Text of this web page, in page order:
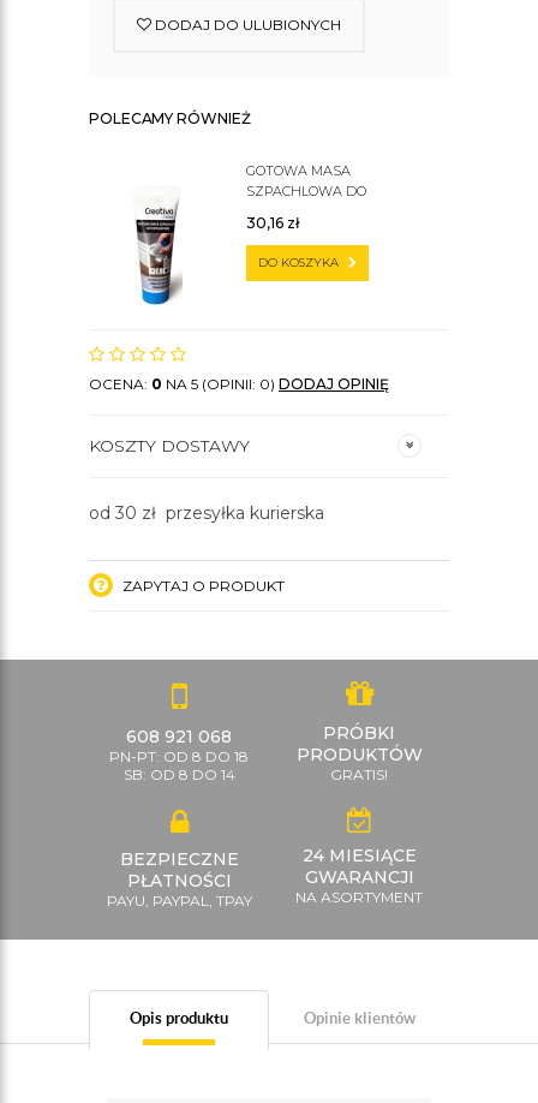
DODAJ DO ULUBIONYCH
POLECAMY RÓWNIEŻ
GOTOWA MASA
SZPACHLOWA DO
30,16 zł
DO KOSZYKA
OCENA: 0 NA 5 (OPINII: 0) DODAJ OPINIĘ
KOSZTY DOSTAWY
od 30 zł przesyłka kurierska
ZAPYTAJ O PRODUKT
608 921 068
PN-PT: OD 8 DO 18
SB: OD 8 DO 14
PRÓBKI
PRODUKTÓW
GRATIS!
BEZPIECZNE
PŁATNOŚCI
PAYU, PAYPAL, TPAY
24 MIESIĄCE
GWARANCJI
NA ASORTYMENT
Opis produktu Opinie klientów